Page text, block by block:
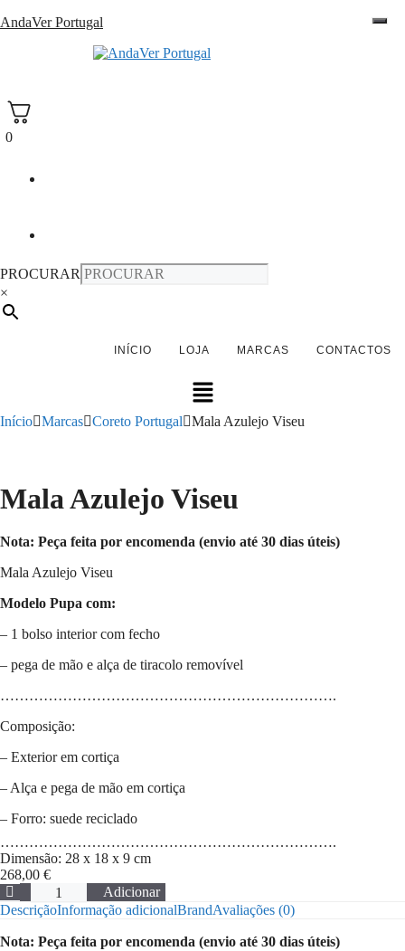
Saltar
AndaVer Portugal
0
PROCURAR
×
INÍCIO LOJA MARCAS CONTACTOS
Menu
Início Marcas Coreto Portugal Mala Azulejo Viseu
Mala Azulejo Viseu
Nota: Peça feita por encomenda (envio até 30 dias úteis)
Mala Azulejo Viseu
Modelo Pupa com:
– 1 bolso interior com fecho
– pega de mão e alça de tiracolo removível
…………………………………………………………….
Composição:
– Exterior em cortiça
– Alça e pega de mão em cortiça
– Forro: suede reciclado
…………………………………………………………….
Dimensão: 28 x 18 x 9 cm
268,00 €
Quantidade
de
Mala
Azulejo
Adicionar
DescriçãoInformação adicionalBrandAvaliações (0)
Nota: Peça feita por encomenda (envio até 30 dias úteis)